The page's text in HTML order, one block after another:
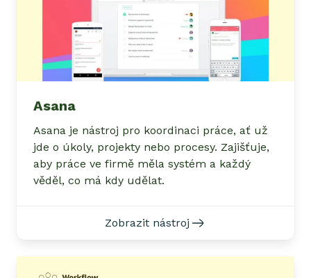
Asana
Asana je nástroj pro koordinaci práce, ať už
jde o úkoly, projekty nebo procesy. Zajišťuje,
aby práce ve firmě měla systém a každý
věděl, co má kdy udělat.
Zobrazit nástroj